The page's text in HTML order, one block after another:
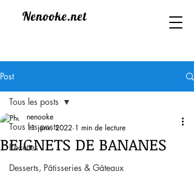
Nenooke.net
Post
Tous les posts
Recettes
Desserts, Pâtisseries & Gâteaux
Tous les posts
BEIGNETS DE BANANES
nenooke
11 janv. 2022 1 min de lecture